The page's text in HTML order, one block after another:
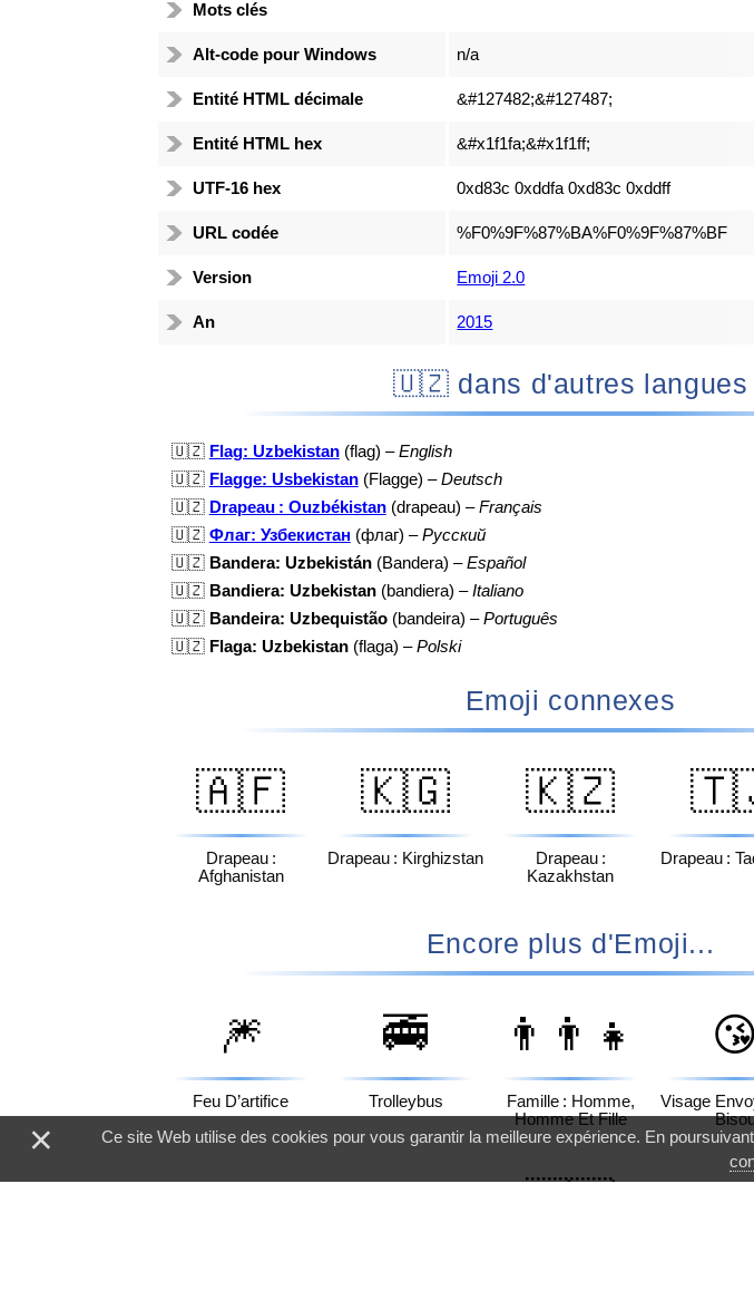
Mots clés
Alt-code pour Windows n/a
Entité HTML décimale &#127482;&#127487;
Entité HTML hex &#x1f1fa;&#x1f1ff;
UTF-16 hex 0xd83c 0xddfa 0xd83c 0xddff
URL codée %F0%9F%87%BA%F0%9F%87%BF
Version Emoji 2.0
An 2015
🇺🇿 dans d'autres langues
🇺🇿 Flag: Uzbekistan(flag) –English
🇺🇿 Flagge: Usbekistan(Flagge) –Deutsch
🇺🇿 Drapeau : Ouzbékistan(drapeau) –Français
🇺🇿 Флаг: Узбекистан (флаг) –Русский
🇺🇿 Bandera: Uzbekistán(Bandera) –Español
🇺🇿 Bandiera: Uzbekistan(bandiera) –Italiano
🇺🇿 Bandeira: Uzbequistão(bandeira) –Português
🇺🇿 Flaga: Uzbekistan(flaga) –Polski
Emoji connexes
🇦🇫
Drapeau :
Afghanistan
🇰🇬
Drapeau : Kirghizstan
🇰🇿
Drapeau :
Kazakhstan
Drapeau :
Encore plus d'Emoji...
🎆
Feu D’artifice
🚎
Trolleybus
👨‍👨‍👧
Famille : Homme,
Homme Et Fille
😘
Visage
× Ce site Web utilise des cookies pour vous garantir la meilleure expérience. En